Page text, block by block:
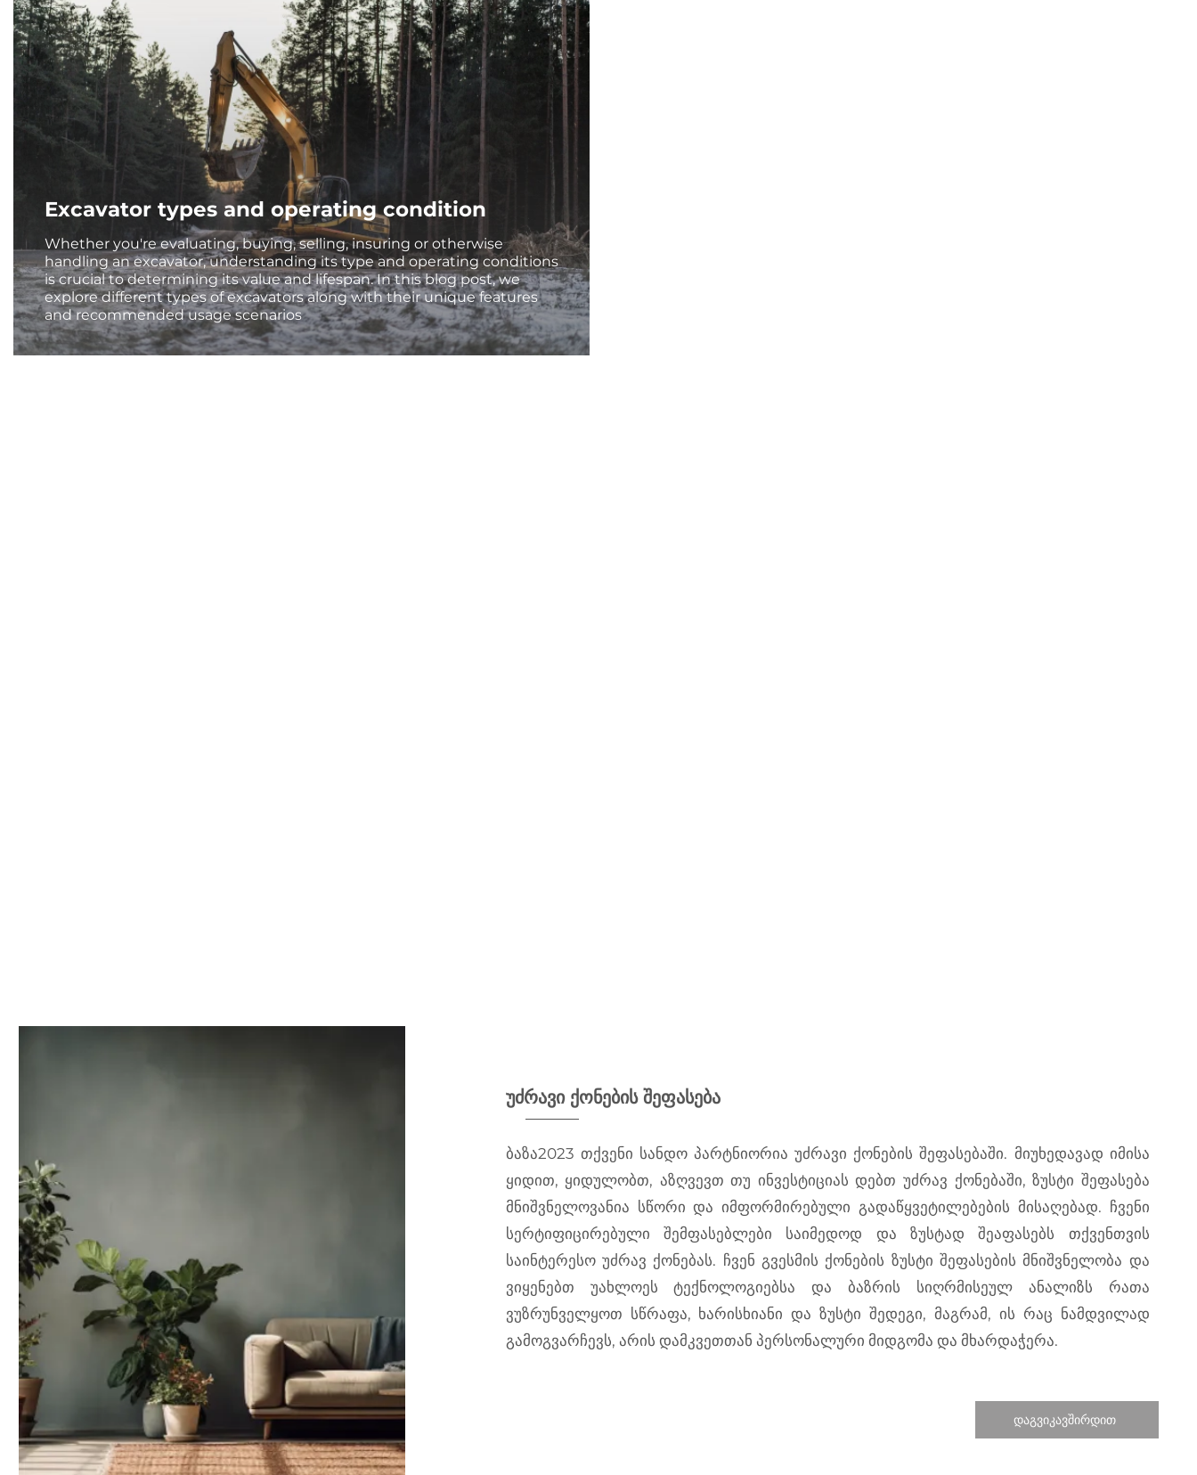
Excavator types and operating condition
Whether you're evaluating, buying, selling, insuring or otherwise
handling an excavator, understanding its type and operating conditions
is crucial to determining its value and lifespan. In this blog post, we
explore different types of excavators along with their unique features
and recommended usage scenarios
უძრავი ქონების შეფასება
ბაზა2023 თქვენი სანდო პარტნიორია უძრავი ქონების შეფასებაში. მიუხედავად იმისა
ყიდით, ყიდულობთ, აზღვევთ თუ ინვესტიციას დებთ უძრავ ქონებაში, ზუსტი შეფასება
მნიშვნელოვანია სწორი და იმფორმირებული გადაწყვეტილებების მისაღებად. ჩვენი
სერტიფიცირებული შემფასებლები საიმედოდ და ზუსტად შეაფასებს თქვენთვის
საინტერესო უძრავ ქონებას. ჩვენ გვესმის ქონების ზუსტი შეფასების მნიშვნელობა და
ვიყენებთ უახლოეს ტექნოლოგიებსა და ბაზრის სიღრმისეულ ანალიზს რათა
ვუზრუნველყოთ სწრაფა, ხარისხიანი და ზუსტი შედეგი, მაგრამ, ის რაც ნამდვილად
გამოგვარჩევს, არის დამკვეთთან პერსონალური მიდგომა და მხარდაჭერა.
დაგვიკავშირდით